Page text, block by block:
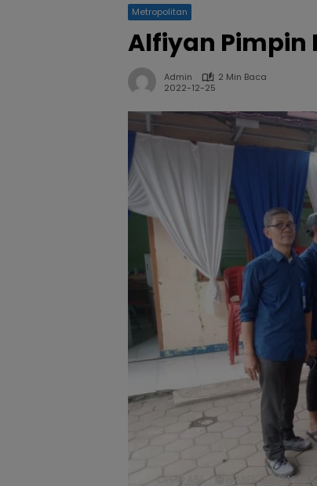
Metropolitan
Alfiyan Pimpin
Admin
2 Min Baca
2022-12-25